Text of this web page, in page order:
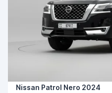
Nissan Patrol Nero 2024